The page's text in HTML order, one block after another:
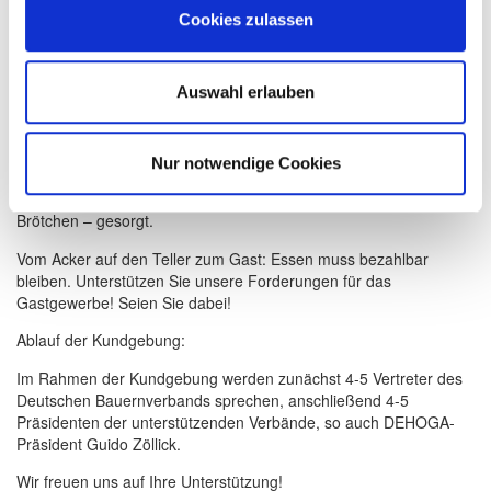
Cookies zulassen
Auswahl erlauben
Nur notwendige Cookies
Anzahl der Teilnehmer und Ihre Mobilnummer (WhatsApp-
Erreichbarkeit) an.
An unserem Treffpunkt, der ca. 15 Minuten fußläufig vom
Friedrichstraße, stellen wir allen Teilnehmern Luftballons und
Plakate zur Verfügung. (Die Plakate sowie aktualisierte Kacheln
hier downgeloadetwerden.) Zudem wird am
Treffpunkt für ein kleines Frühstück – Kaffee, Wasser und belegte
Brötchen – gesorgt.
Vom Acker auf den Teller zum Gast: Essen muss bezahlbar
bleiben. Unterstützen Sie unsere Forderungen für das
Gastgewerbe! Seien Sie dabei!
Ablauf der Kundgebung:
Im Rahmen der Kundgebung werden zunächst 4-5 Vertreter des
Deutschen Bauernverbands sprechen, anschließend 4-5
Präsidenten der unterstützenden Verbände, so auch DEHOGA-
Präsident Guido Zöllick.
Wir freuen uns auf Ihre Unterstützung!